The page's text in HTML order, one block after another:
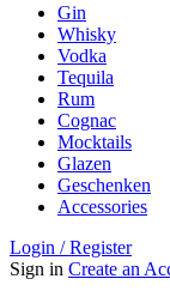
Gin
Whisky
Vodka
Tequila
Rum
Cognac
Mocktails
Glazen
Geschenken
Accessories
Login / Register
Sign in Create an